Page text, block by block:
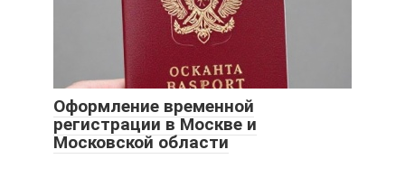
Оформление временной
регистрации в Москве и
Московской области